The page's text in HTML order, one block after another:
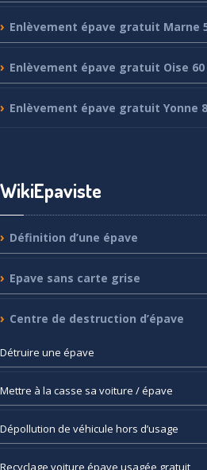
Enlèvement épave gratuit Marne
Enlèvement épave gratuit Oise 60
Enlèvement épave gratuit Yonne
WikiEpaviste
Définition d’une épave
Epave sans carte grise
Centre de destruction d’épave
Détruire une épave
Mettre à la casse sa voiture / épave
Dépollution de véhicule hors d’usage
Recyclage voiture épave usagée gratuit